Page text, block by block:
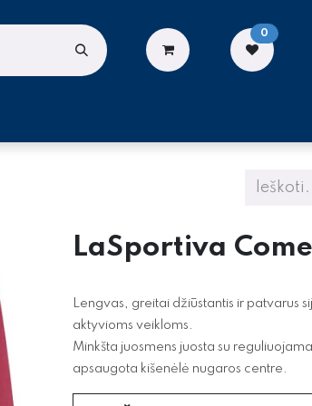
0
LaSportiva
Lengvas, greitai džiūstantis ir patvarus
aktyvioms veikloms.
Minkšta juosmens juosta su
apsaugota kišenėlė nugaros centre.